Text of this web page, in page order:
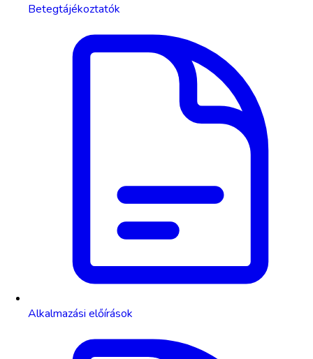
Betegtájékoztatók
Alkalmazási előírások